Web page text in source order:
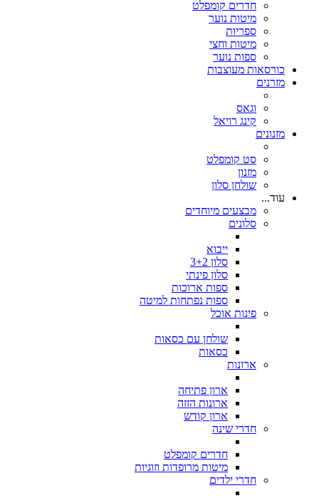
חדרים קומפלט
מיטות נוער
ספריות
מיטות וחצי
ספות נוער
כורסאות מעוצבות
מזרנים
וגאס
קינג רויאל
מזנונים
סט קומפלט
מזנון
שולחן סלון
עוד...
מבצעים מיוחדים
סלונים
ייבוא
סלון 3+2
סלון פינתי
ספות ארוכות
ספות נפתחות למיטה
פינות אוכל
שולחן עם כסאות
כסאות
ארונות
ארון פתיחה
ארונות הזזה
ארון קודש
חדרי שינה
חדרים קומפלט
מיטות מרופדות וזוגיות
חדרי ילדים